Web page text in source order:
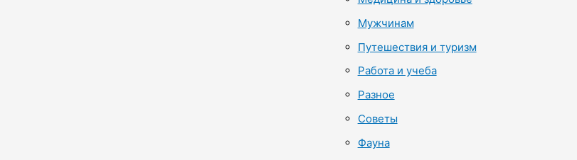
Мужчинам
Путешествия и туризм
Работа и учеба
Разное
Советы
Фауна